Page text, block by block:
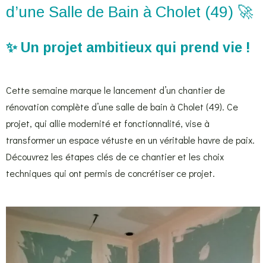
d’une Salle de Bain à Cholet (49) 🚀
✨ Un projet ambitieux qui prend vie !
Cette semaine marque le lancement d’un chantier de
rénovation complète d’une salle de bain à Cholet (49). Ce
projet, qui allie modernité et fonctionnalité, vise à
transformer un espace vétuste en un véritable havre de paix.
Découvrez les étapes clés de ce chantier et les choix
techniques qui ont permis de concrétiser ce projet.